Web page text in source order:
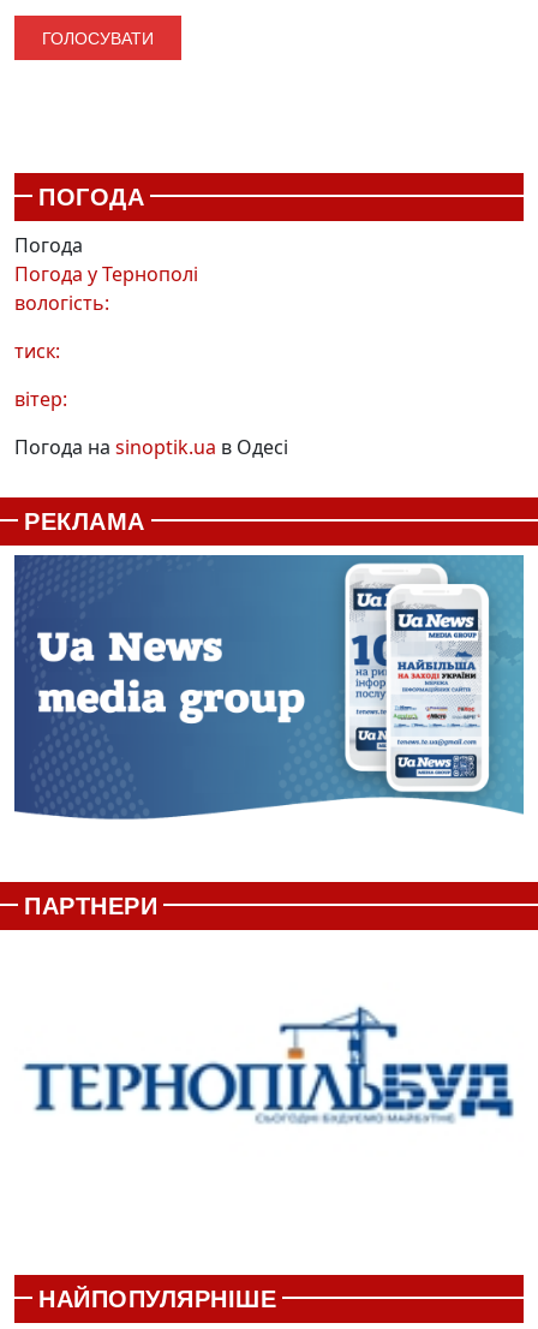
ПОГОДА
Погода
Погода уТернополі
вологість:
тиск:
вітер:
Погода на sinoptik.ua в Одесі
РЕКЛАМА
ПАРТНЕРИ
НАЙПОПУЛЯРНІШЕ